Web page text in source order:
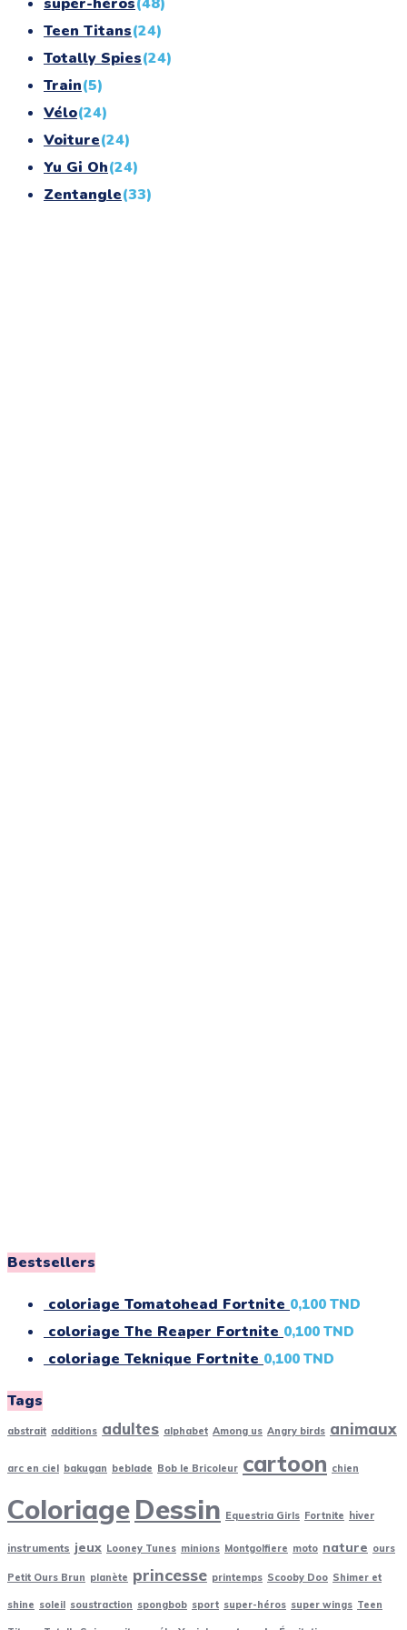
Teen Titans(24)
Totally Spies(24)
Train(5)
Vélo(24)
Voiture(24)
Yu Gi Oh(24)
Zentangle(33)
Bestsellers
coloriage Tomatohead Fortnite 0,100 TND
coloriage The Reaper Fortnite 0,100 TND
coloriage Teknique Fortnite 0,100 TND
Tags
abstrait additions adultes alphabet Among us Angry birds animaux
arc en ciel bakugan beblade Bob le Bricoleur cartoon chien
ColoriageDessin Equestria Girls Fortnite hiver
instruments jeux Looney Tunes minions Montgolfiere moto nature ours
Petit Ours Brun planète princesse printemps Scooby Doo Shimer et
shine soleil soustraction spongbob sport super-héros super wings Teen